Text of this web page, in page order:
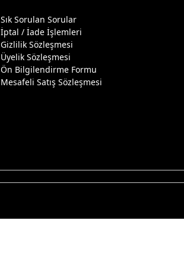
Sık Sorulan Sorular
İptal / İade İşlemleri
Gizlilik Sözleşmesi
Üyelik Sözleşmesi
Ön Bilgilendirme Formu
Mesafeli Satış Sözleşmesi